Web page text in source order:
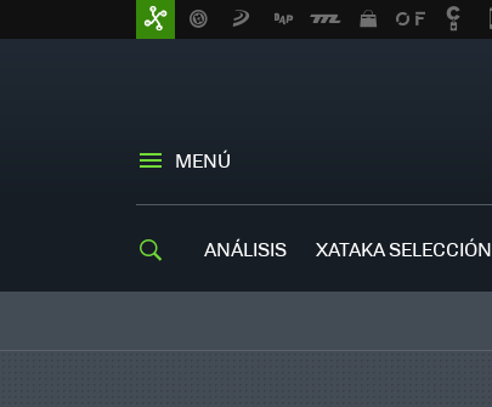
MENÚ
ANÁLISIS XATAKA SELECCIÓN